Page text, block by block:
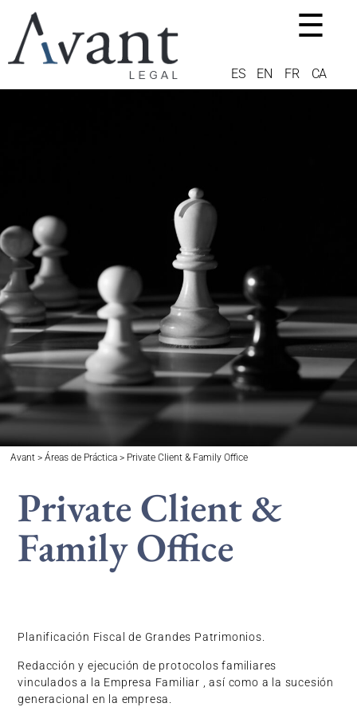
☰
ES EN FR CA
Avant > Áreas de Práctica > Private Client & Family Office
Private Client &
Family Office
Planificación Fiscal de Grandes Patrimonios.
Redacción y ejecución de protocolos familiares
vinculados a la Empresa Familiar , así como a la sucesión
generacional en la empresa.